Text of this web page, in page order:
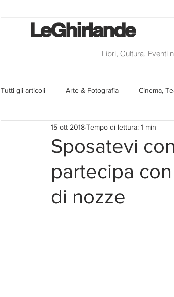
LeGhirlande
Libri, Cultura, Eventi
Tutti gli articoli Arte & Fotografia Cinema,
La lotteria degli scontrini Libri Musica
Eventi ed iniziative Utilità Il Blog di
Sposatevi
partecipa
di nozze
15 ott 2018Tempo di lettura: 1 min